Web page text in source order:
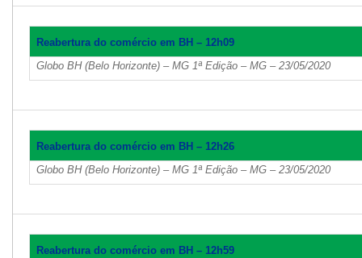
Reabertura do comércio em BH – 12h09
Globo BH (Belo Horizonte) – MG 1ª Edição – MG – 23/05/2020
Reabertura do comércio em BH – 12h26
Globo BH (Belo Horizonte) – MG 1ª Edição – MG – 23/05/2020
Reabertura do comércio em BH – 12h59